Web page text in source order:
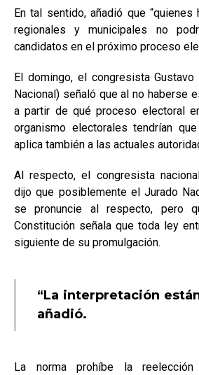
En tal sentido, añadió que
regionales y municipales no
candidatos en el próximo proceso
El domingo, el congresista Gustavo
Nacional) señaló que al no haberse
a partir de qué proceso electoral
organismo electorales tendrían
aplica también a las actuales
Al respecto, el congresista
dijo que posiblemente el Jurado
se pronuncie al respecto, pero
Constitución señala que toda ley
siguiente de su promulgación.
“La interpretación
añadió.
La norma prohíbe la